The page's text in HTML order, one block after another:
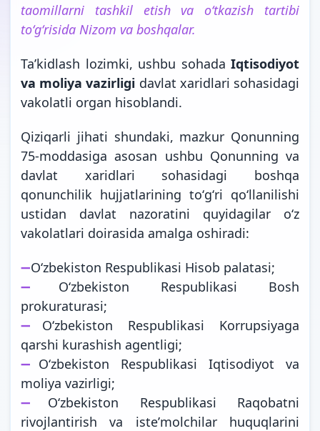
taomillarni tashkil etish va oʻtkazish tartibi
toʻgʻrisida Nizom va boshqalar.
Taʼkidlash lozimki, ushbu sohada Iqtisodiyot
va moliya vazirligi davlat xaridlari sohasidagi
vakolatli organ hisoblandi.
Qiziqarli jihati shundaki, mazkur Qonunning
75-moddasiga asosan ushbu Qonunning va
davlat xaridlari sohasidagi boshqa
qonunchilik hujjatlarining toʻgʻri qoʻllanilishi
ustidan davlat nazoratini quyidagilar oʻz
vakolatlari doirasida amalga oshiradi:
➖Oʻzbekiston Respublikasi Hisob palatasi;
➖ Oʻzbekiston Respublikasi Bosh
prokuraturasi;
➖ Oʻzbekiston Respublikasi Korrupsiyaga
qarshi kurashish agentligi;
➖ Oʻzbekiston Respublikasi Iqtisodiyot va
moliya vazirligi;
➖ Oʻzbekiston Respublikasi Raqobatni
rivojlantirish va isteʼmolchilar huquqlarini